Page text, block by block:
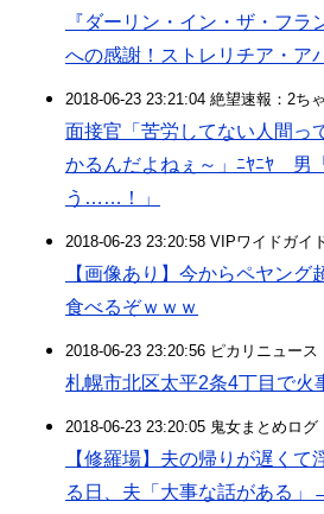
『ダーリン・イン・ザ・フ
への感謝！ストレリチア・ア
2018-06-23 23:21:04 絶望速報：2ち
面接官「苦労してない人間っ
かるんだよねぇ～」ﾆﾔﾆﾔ 男
う……！」
2018-06-23 23:20:58 VIPワイドガイ
【画像あり】今からペヤング
食べるぞｗｗｗ
2018-06-23 23:20:56 ピカリニュース
札幌市北区太平2条4丁目で
2018-06-23 23:20:05 鬼女まとめロ
【修羅場】夫の帰りが遅くて
る日、夫「大事な話がある